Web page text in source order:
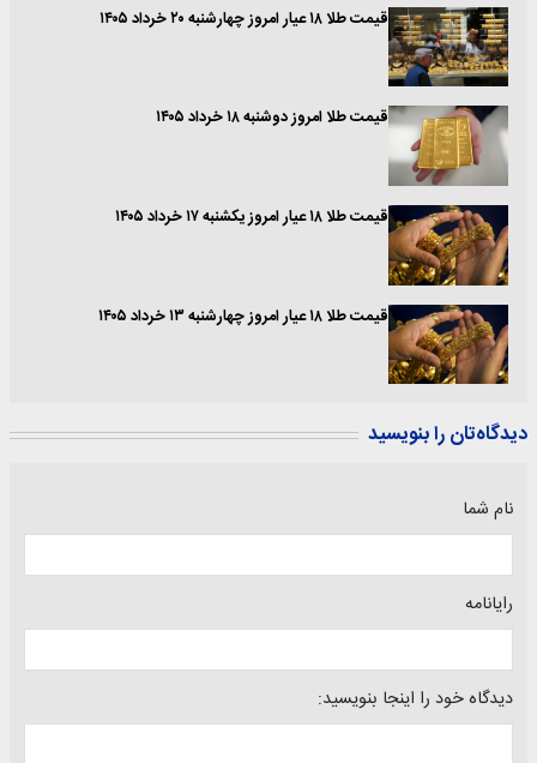
قیمت طلا ۱۸ عیار امروز چهارشنبه ۲۰ خرداد ۱۴۰۵
قیمت طلا امروز دوشنبه ۱۸ خرداد ۱۴۰۵
قیمت طلا ۱۸ عیار امروز یکشنبه ۱۷ خرداد ۱۴۰۵
قیمت طلا ۱۸ عیار امروز چهارشنبه ۱۳ خرداد ۱۴۰۵
دیدگاه‌تان را بنویسید
نام شما
رایانامه
دیدگاه خود را اینجا بنویسید: